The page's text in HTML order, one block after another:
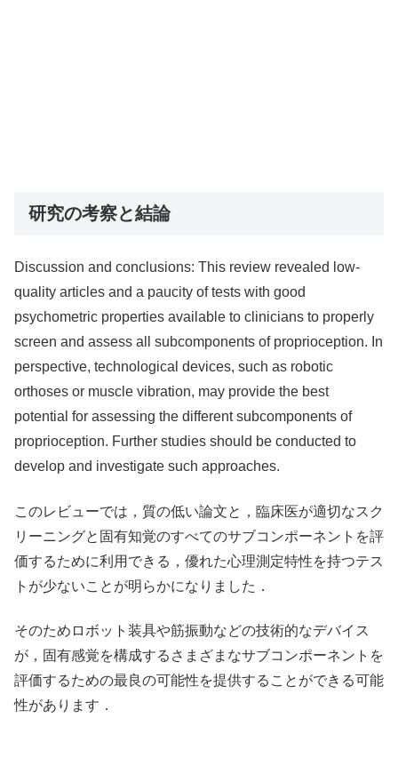
研究の考察と結論
Discussion and conclusions: This review revealed low-
quality articles and a paucity of tests with good
psychometric properties available to clinicians to properly
screen and assess all subcomponents of proprioception. In
perspective, technological devices, such as robotic
orthoses or muscle vibration, may provide the best
potential for assessing the different subcomponents of
proprioception. Further studies should be conducted to
develop and investigate such approaches.
このレビューでは，質の低い論文と，臨床医が適切なスク
リーニングと固有知覚のすべてのサブコンポーネントを評
価するために利用できる，優れた心理測定特性を持つテス
トが少ないことが明らかになりました．
そのためロボット装具や筋振動などの技術的なデバイス
が，固有感覚を構成するさまざまなサブコンポーネントを
評価するための最良の可能性を提供することができる可能
性があります．